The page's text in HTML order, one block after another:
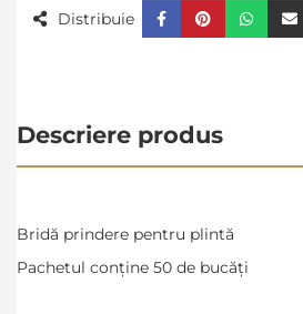
Distribuie
Descriere produs
Bridă prindere pentru plintă
Pachetul conține 50 de bucăți